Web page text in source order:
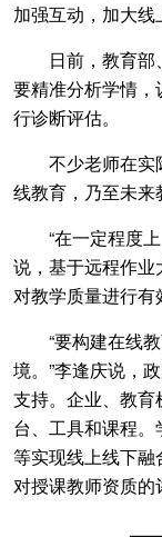
加强互动，加大线
日前，教育部
要精准分析学情
行诊断评估。
不少老师在实
线教育，乃至未来
“在一定程度上
说，基于远程作业
对教学质量进行有
“要构建在线教
境。”李逢庆说，
支持。企业、教
台、工具和课程
等实现线上线下
对授课教师资质的